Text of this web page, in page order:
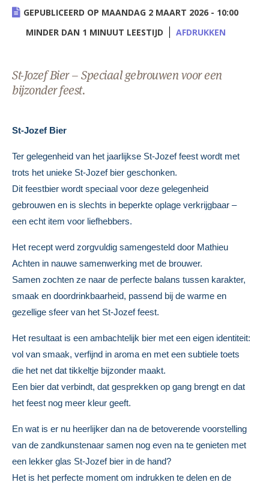
GEPUBLICEERD OP MAANDAG 2 MAART 2026 - 10:00
MINDER DAN 1 MINUUT LEESTIJD
AFDRUKKEN
St-Jozef Bier – Speciaal gebrouwen voor een
bijzonder feest.
St-Jozef Bier
Ter gelegenheid van het jaarlijkse St-Jozef feest wordt met
trots het unieke St-Jozef bier geschonken.
Dit feestbier wordt speciaal voor deze gelegenheid
gebrouwen en is slechts in beperkte oplage verkrijgbaar –
een echt item voor liefhebbers.
Het recept werd zorgvuldig samengesteld door Mathieu
Achten in nauwe samenwerking met de brouwer.
Samen zochten ze naar de perfecte balans tussen karakter,
smaak en doordrinkbaarheid, passend bij de warme en
gezellige sfeer van het St-Jozef feest.
Het resultaat is een ambachtelijk bier met een eigen identiteit:
vol van smaak, verfijnd in aroma en met een subtiele toets
die het net dat tikkeltje bijzonder maakt.
Een bier dat verbindt, dat gesprekken op gang brengt en dat
het feest nog meer kleur geeft.
En wat is er nu heerlijker dan na de betoverende voorstelling
van de zandkunstenaar samen nog even na te genieten met
een lekker glas St-Jozef bier in de hand?
Het is het perfecte moment om indrukken te delen en de